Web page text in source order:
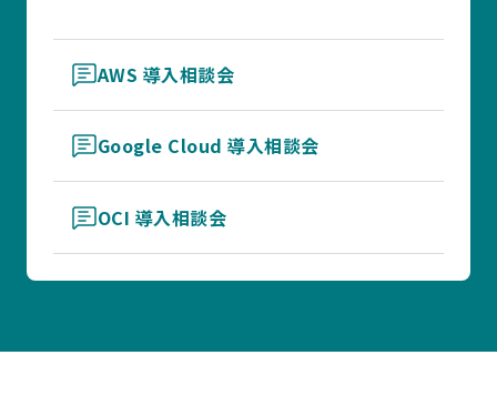
AWS 導入相談会
Google Cloud 導入相談会
OCI 導入相談会